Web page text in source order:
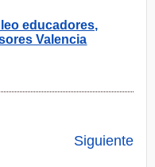
educadores,
Valencia
Siguiente